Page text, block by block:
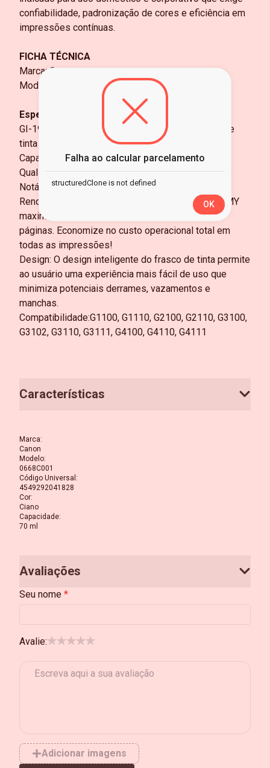
confiabilidade, padronização de cores e eficiência em
impressões contínuas.
FICHA TÉCNICA
Marca: Canon
Modelo: 0668C001AC
Especificações
GI-190 frasco de tinta ciano fomulação especial de
tinta corante para a obtenção de cores incríveis
Capacidade: 70ml
Qualidade: Qualidade Excepcional, Durabilidade
Notável
Rendimento: A combinação das tintas de cores CMY
maximiza a produtividade imprimindo até 7.000
páginas. Economize no custo operacional total em
todas as impressões!
Design: O design inteligente do frasco de tinta permite
ao usuário uma experiência mais fácil de uso que
minimiza potenciais derrames, vazamentos e
manchas.
Compatibilidade:G1100, G1110, G2100, G2110, G3100,
G3102, G3110, G3111, G4100, G4110, G4111
Características
Marca:
Canon
Modelo:
0668C001
Código Universal :
4549292041828
Cor:
Ciano
Capacidade:
70 ml
Avaliações
Seu nome
Avalie:
Adicionar imagens
Falha ao calcular parcelamento
structuredClone is not defined
OK